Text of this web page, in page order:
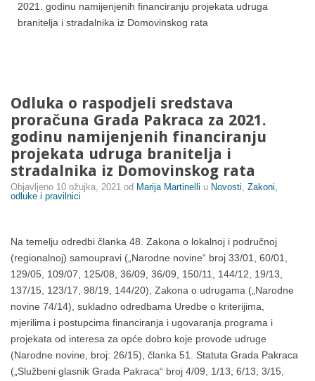
2021. godinu namijenjenih financiranju projekata udruga
branitelja i stradalnika iz Domovinskog rata
Odluka o raspodjeli sredstava
proračuna Grada Pakraca za 2021.
godinu namijenjenih financiranju
projekata udruga branitelja i
stradalnika iz Domovinskog rata
Objavljeno 10 ožujka, 2021 od Marija Martinelli u Novosti, Zakoni,
odluke i pravilnici
Na temelju odredbi članka 48. Zakona o lokalnoj i područnoj
(regionalnoj) samoupravi („Narodne novine“ broj 33/01, 60/01,
129/05, 109/07, 125/08, 36/09, 36/09, 150/11, 144/12, 19/13,
137/15, 123/17, 98/19, 144/20), Zakona o udrugama („Narodne
novine 74/14), sukladno odredbama Uredbe o kriterijima,
mjerilima i postupcima financiranja i ugovaranja programa i
projekata od interesa za opće dobro koje provode udruge
(Narodne novine, broj: 26/15), članka 51. Statuta Grada Pakraca
(„Službeni glasnik Grada Pakraca“ broj 4/09, 1/13, 6/13, 3/15,